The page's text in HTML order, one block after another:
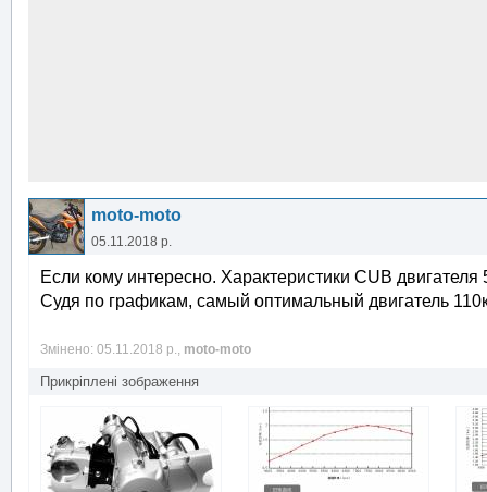
moto-moto
05.11.2018 р.
Если кому интересно. Характеристики CUB
Судя по графикам, самый оптимальный двигатель
Змінено: 05.11.2018 р., moto-moto
Прикріплені зображення